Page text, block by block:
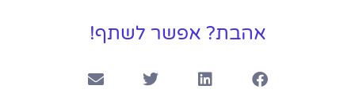
אהבת? אפשר לשתף!